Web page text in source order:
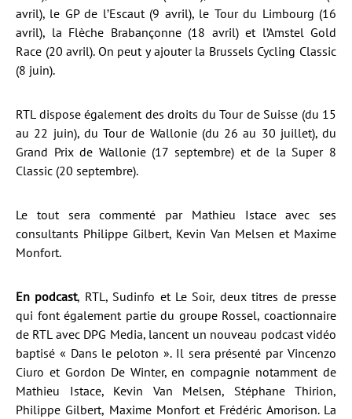
avril), le GP de l’Escaut (9 avril), le Tour du Limbourg (16
avril), la Flèche Brabançonne (18 avril) et l’Amstel Gold
Race (20 avril). On peut y ajouter la Brussels Cycling Classic
(8 juin).
RTL dispose également des droits du Tour de Suisse (du 15
au 22 juin), du Tour de Wallonie (du 26 au 30 juillet), du
Grand Prix de Wallonie (17 septembre) et de la Super 8
Classic (20 septembre).
Le tout sera commenté par Mathieu Istace avec ses
consultants Philippe Gilbert, Kevin Van Melsen et Maxime
Monfort.
En podcast, RTL, Sudinfo et Le Soir, deux titres de presse
qui font également partie du groupe Rossel, coactionnaire
de RTL avec DPG Media, lancent un nouveau podcast vidéo
baptisé « Dans le peloton ». Il sera présenté par Vincenzo
Ciuro et Gordon De Winter, en compagnie notamment de
Mathieu Istace, Kevin Van Melsen, Stéphane Thirion,
Philippe Gilbert, Maxime Monfort et Frédéric Amorison. La